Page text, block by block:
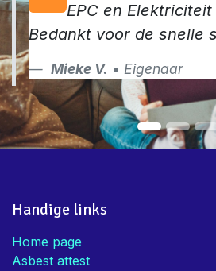
EPC en
Bedankt voor de snelle
Mieke V. • Eigenaar
Handige links
Home page
Asbest attest